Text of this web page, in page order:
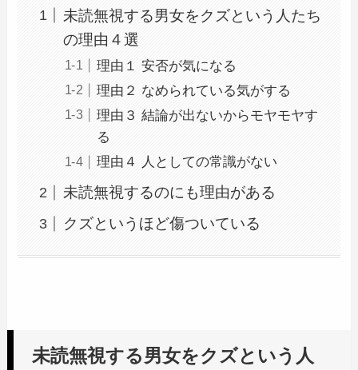
未読無視する男女をクズという人たち
の理由４選
理由１ 安否が気になる
理由２ なめられている気がする
理由３ 結論が出ないからモヤモヤす
る
理由４ 人としての常識がない
未読無視するのにも理由がある
クズというほど傷ついている
未読無視する男女をクズという人